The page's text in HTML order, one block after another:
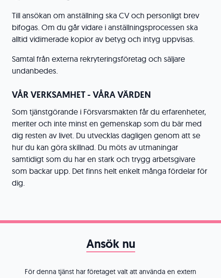
Till ansökan om anställning ska CV och personligt brev
bifogas. Om du går vidare i anställningsprocessen ska
alltid vidimerade kopior av betyg och intyg uppvisas.
Samtal från externa rekryteringsföretag och säljare
undanbedes.
VÅR VERKSAMHET - VÅRA VÄRDEN
Som tjänstgörande i Försvarsmakten får du erfarenheter,
meriter och inte minst en gemenskap som du bär med
dig resten av livet. Du utvecklas dagligen genom att se
hur du kan göra skillnad. Du möts av utmaningar
samtidigt som du har en stark och trygg arbetsgivare
som backar upp. Det finns helt enkelt många fördelar för
dig.
Ansök nu
För denna tjänst har företaget valt att använda en extern